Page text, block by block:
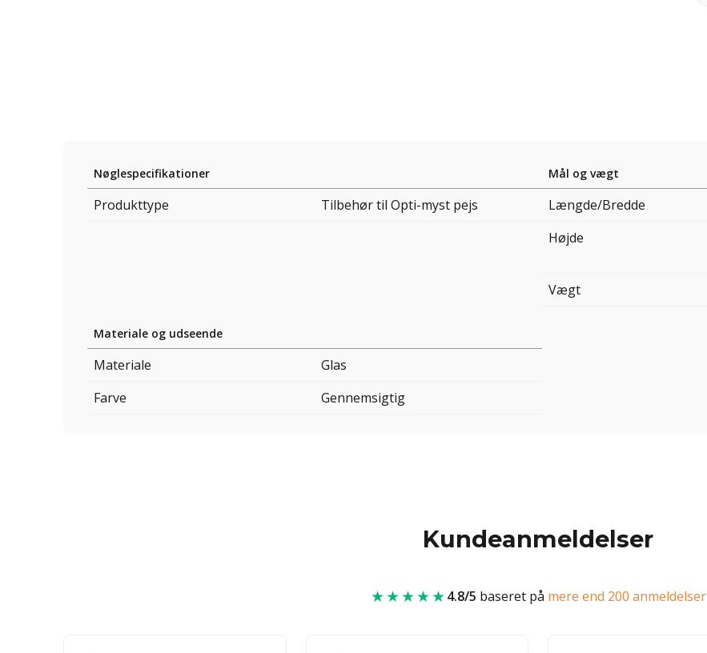
Nøglespecifikationer
Produkttype Tilbehør til Opti-myst pejs
Mål og vægt
Længde/Bredde
Højde
Vægt
Materiale og udseende
Materiale
Glas
Farve
Gennemsigtig
Kundeanmeldelser
★★★★★4.8/5 baseret på mere end 200 anmeldelser